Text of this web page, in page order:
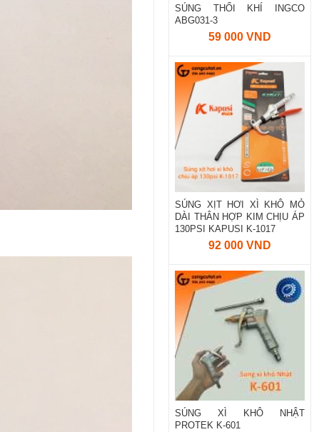
SÚNG THỔI KHÍ INGCO
ABG031-3
59 000 VND
SÚNG XỊT HƠI XÌ KHÔ MỎ
DÀI THÂN HỢP KIM CHỊU ÁP
130PSI KAPUSI K-1017
92 000 VND
SÚNG XÌ KHÔ NHẬT
PROTEK K-601